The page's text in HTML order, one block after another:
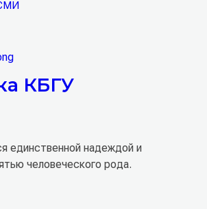
КБГУ
единственной надеждой и
человеческого рода.